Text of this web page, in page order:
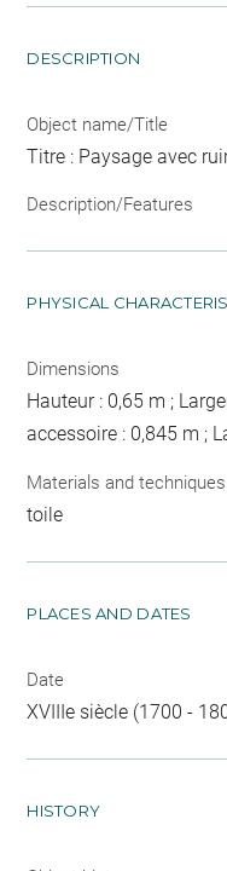
DESCRIPTION
Object name/Title
Titre : Paysage avec
Description/Features
PHYSICAL
Dimensions
Hauteur : 0,65 m ;
accessoire : 0,845 m ;
Materials and techniques
toile
PLACES AND DATES
Date
XVIIIe siècle (1700 -
HISTORY